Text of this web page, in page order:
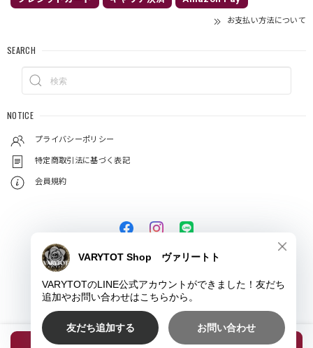
お支払い方法について
SEARCH
NOTICE
プライバシーポリシー
特定商取引法に基づく表記
会員規約